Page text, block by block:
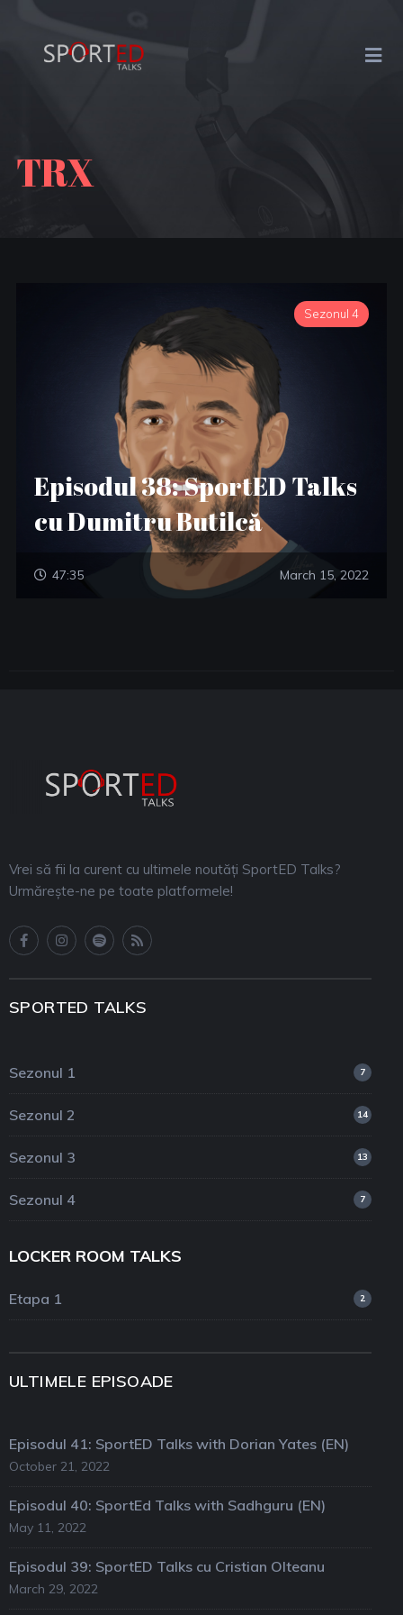
TRX
Sezonul 4
Episodul 38: SportED Talks
cu Dumitru Butilcă
47:35 March 15, 2022
Vrei să fii la curent cu ultimele noutăți SportED Talks?
Urmărește-ne pe toate platformele!
SPORTED TALKS
Sezonul 1 7
Sezonul 2 14
Sezonul 3 13
Sezonul 4 7
LOCKER ROOM TALKS
Etapa 1 2
ULTIMELE EPISOADE
Episodul 41: SportED Talks with Dorian Yates (EN)
October 21, 2022
Episodul 40: SportEd Talks with Sadhguru (EN)
May 11, 2022
Episodul 39: SportED Talks cu Cristian Olteanu
March 29, 2022